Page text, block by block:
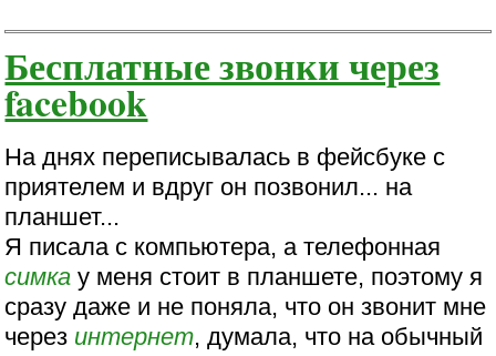
Бесплатные звонки через
facebook
На днях переписывалась в фейсбуке с
приятелем и вдруг он позвонил... на
планшет...
Я писала с компьютера, а телефонная
симка у меня стоит в планшете, поэтому я
сразу даже и не поняла, что он звонит мне
через интернет, думала, что на обычный